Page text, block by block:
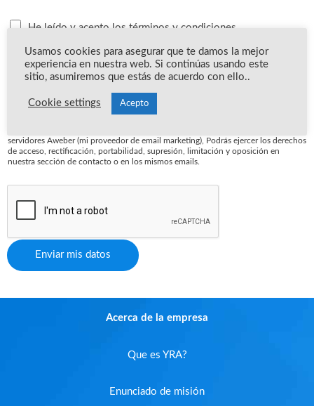
He leído y acepto los términos y condiciones
*Al enviar este formulario, estarás aceptando que comparta en tu email
información y contenidos muy potentes sobre nuestro sitio web. Los datos de
carácter personal que nos facilites mediante este formulario serán tratados por Yo
Reparo Academy, con la finalidad de enviarte nuestras publicaciones,
formulario, estás dando tu consentimiento expreso para que tus datos sean
tratados conforme a las finalidades de este formulario, descritas en la política de
servidores Aweber (mi proveedor de email marketing), Podrás ejercer los derechos
de acceso, rectificación, portabilidad, supresión, limitación y oposición en
nuestra sección de contacto o en los mismos emails.
Enviar mis datos
Acerca de la empresa
Que es YRA?
Enunciado de misión
Usamos cookies para asegurar que te damos la mejor
experiencia en nuestra web. Si continúas usando este
sitio, asumiremos que estás de acuerdo con ello..
Cookie settings Acepto